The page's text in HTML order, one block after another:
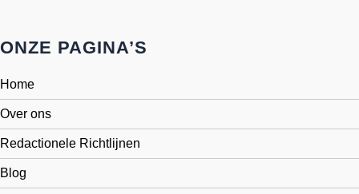
ONZE PAGINA’S
Home
Over ons
Redactionele Richtlijnen
Blog